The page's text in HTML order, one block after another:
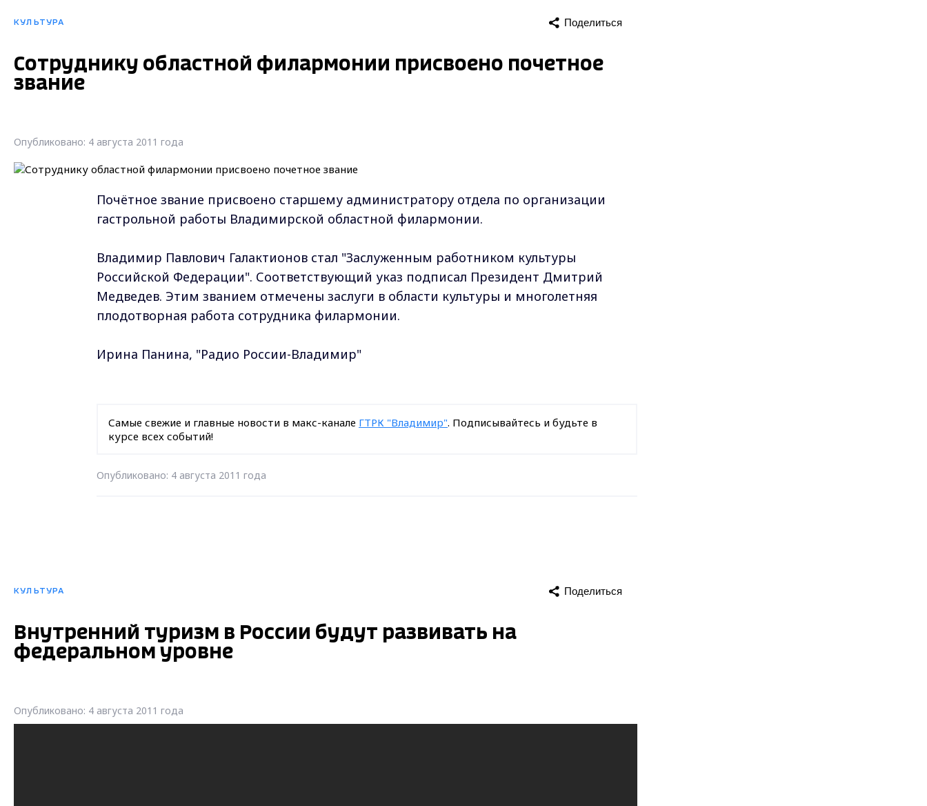
КУЛЬТУРА Поделиться
Сотруднику областной филармонии присвоено почетное
звание
Опубликовано: 4 августа 2011 года
Почётное звание присвоено старшему администратору отдела по организации
гастрольной работы Владимирской областной филармонии.
Владимир Павлович Галактионов стал "Заслуженным работником культуры
Российской Федерации". Соответствующий указ подписал Президент Дмитрий
Медведев. Этим званием отмечены заслуги в области культуры и многолетняя
плодотворная работа сотрудника филармонии.
Ирина Панина, "Радио России-Владимир"
Самые свежие и главные новости в макс-канале ГТРК "Владимир". Подписывайтесь и будьте в
курсе всех событий!
Опубликовано: 4 августа 2011 года
КУЛЬТУРА Поделиться
Внутренний туризм в России будут развивать на
федеральном уровне
Опубликовано: 4 августа 2011 года